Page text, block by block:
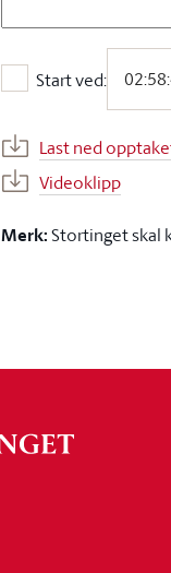
Start ved:
Start
Last ned
Videoklipp
Merk:Stortinget skal